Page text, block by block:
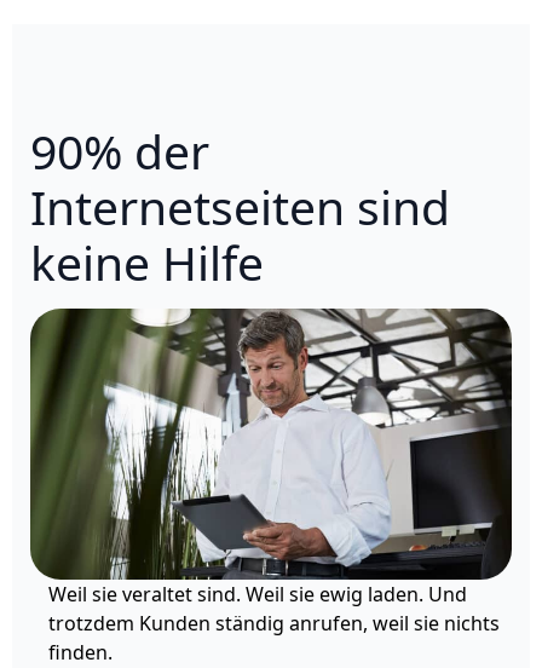
90% der
Internetseiten sind
keine Hilfe
Weil sie veraltet sind. Weil sie ewig laden. Und
trotzdem Kunden ständig anrufen, weil sie nichts
finden.